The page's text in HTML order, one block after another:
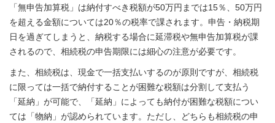
「無申告加算税」は納付すべき税額が50万円までは15％、50万円
を超える金額については20％の税率で課されます。申告・納税期
日を過ぎてしまうと、納税する場合に延滞税や無申告加算税が課
されるので、相続税の申告期限には細心の注意が必要です。
また、相続税は、現金で一括支払いするのが原則ですが、相続税
に限っては一括で納付することが困難な税額は分割して支払う
「延納」が可能で、「延納」によっても納付が困難な税額につい
ては「物納」が認められています。ただし、どちらも相続税の申